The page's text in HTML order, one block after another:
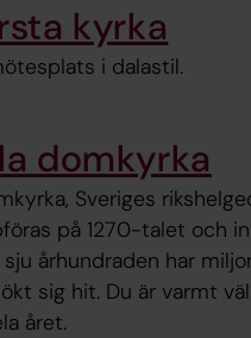
kyrka
i dalastil.
domkyrka
Sveriges
på 1270-talet och
sju århundraden har
sig hit. Du är varmt
året.